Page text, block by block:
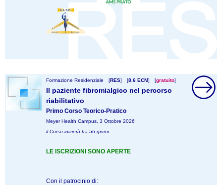
Formazione Residenziale [RES] [8.6 ECM] [gratuito]
Il paziente fibromialgico nel percorso
riabilitativo
Primo Corso Teorico-Pratico
Meyer Health Campus, 3 Ottobre 2026
il Corso inizierà tra 56 giorni
LE ISCRIZIONI SONO APERTE
Con il patrocinio di: